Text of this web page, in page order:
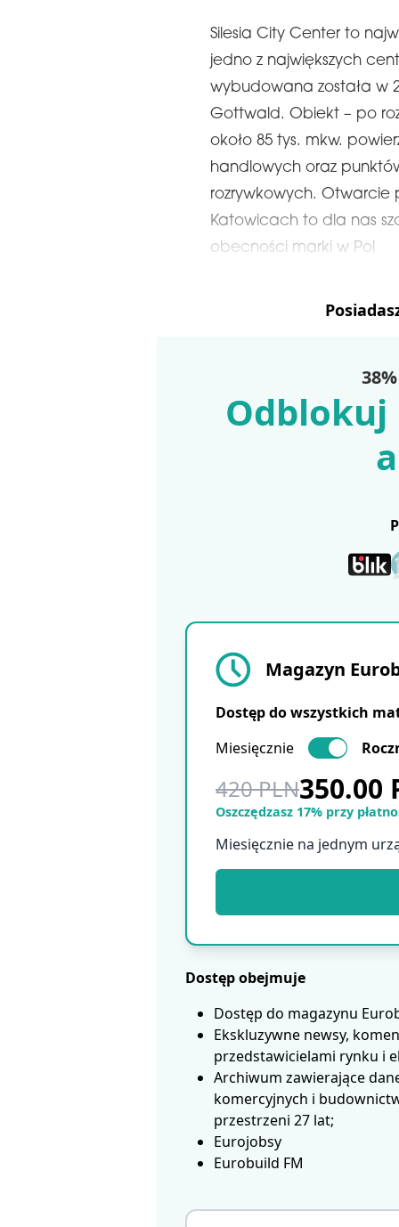
Silesia City Center to
jedno z największych
wybudowana została w
Gottwald. Obiekt – po
około 85 tys. mkw.
handlowych oraz
rozrywkowych. Otwarcie
Katowicach to dla nas
obecności marki w Pol
Odblokuj
Magazyn
Dostęp do wszystkich
Miesięcznie
420 PLN350.00
Oszczędzasz 17% przy
Miesięcznie na jednym
Dostęp obejmuje
Dostęp do magazynu
Ekskluzywne newsy,
przedstawicielami rynku i
Archiwum zawierające
komercyjnych i
przestrzeni 27 lat;
Eurojobsy
Eurobuild FM